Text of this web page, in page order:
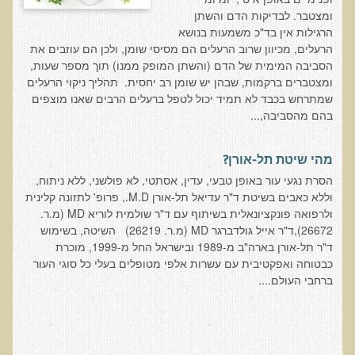
רכישת סדנת טיהור רעלים
תגובות ממשתתפי סדנת טיהור רעלים
סודות העיכול
שאלות ותשובות מסדנת סודות העיכול
חיים ארוכים ובריאים
רכישת סדנת חיים ארוכים ובריאים
שאלות ותשובות מסדנת חיים ארוכים ובריאים
פליאו-אנתרופולוגיה ותזונת האדם
רכישת סדנת פליאו-אנתרופולוגיה ותזונת האדם
נפש בריאה במוח בריא
ומצטבר. לבדיקות הדם והשתן
הרגילות אין בד"כ משמעות בנושא
הרעלים, מכיוון שרוב הרעלים הם מסיסי שומן, ולכן הם עוזבים את
הסביבה המימית של הדם (והשתן המופק ממנו) תוך מספר שעות,
ומצטברים ברקמות, שבהן יש שומן רב יחסית. תהליך ניקוי הרעלים
שמתרחש בכבד לא תמיד יכול לטפל ברעלים הרבים שאנו מוצפים
בהם מהסביבה,...
מהי שיטת תל-אורן?
הסרת נגעי עור באופן טבעי, עדין, אסתטי, לא פולשני, ללא ניתוח,
וללא כאבים בשיטת ד"ר עדיאל תל-אורן M.D., פרופ' לתזונה קלינית
ולרפואה פונקציונאלית בשיתוף עם ד"ר שולמית לוריא MD (מ.ר.
26672),ד"ר אייל גולדברגר MD (מ.ר. 26219) השיטה, בשימוש
ד"ר תל-אורן בארה"ב מ-1989 ובישראל החל מ-1999, מוכרת
כבטוחה ואפקטיבית עם עשרות אלפי מטופלים בעלי כל סוגי העור
ברחבי העולם....